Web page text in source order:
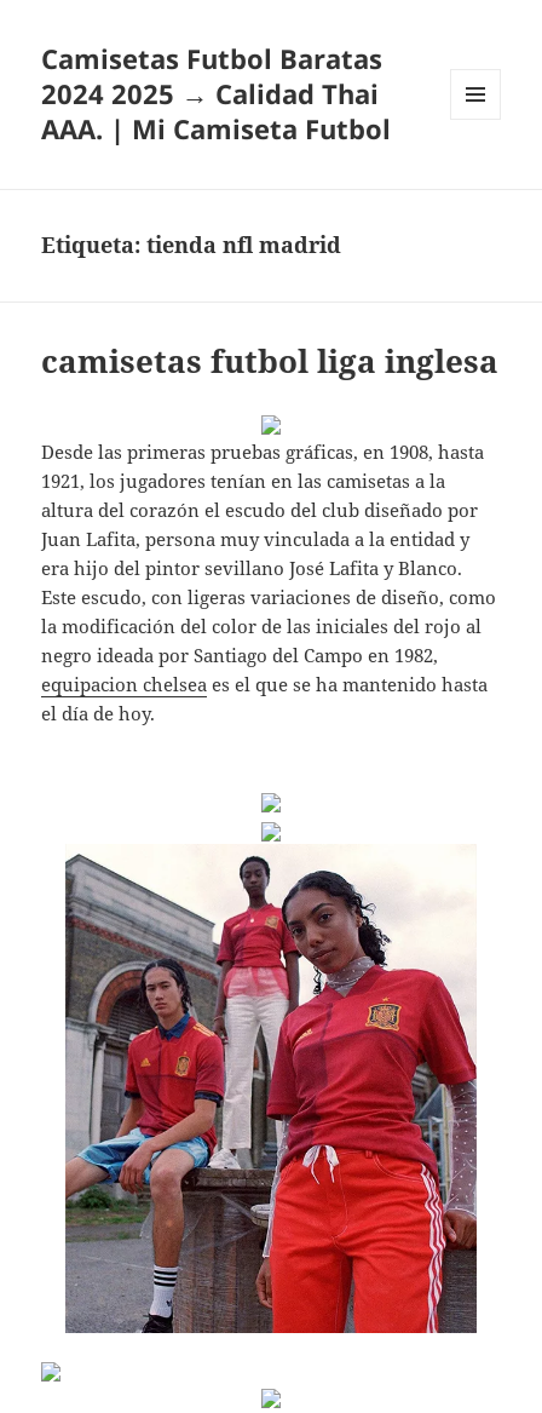
Camisetas Futbol Baratas
2024 2025 → Calidad Thai
AAA. | Mi Camiseta Futbol
Etiqueta:tienda nfl madrid
camisetas futbol liga inglesa
Desde las primeras pruebas gráficas, en 1908, hasta
1921, los jugadores tenían en las camisetas a la
altura del corazón el escudo del club diseñado por
Juan Lafita, persona muy vinculada a la entidad y
era hijo del pintor sevillano José Lafita y Blanco.
Este escudo, con ligeras variaciones de diseño, como
la modificación del color de las iniciales del rojo al
negro ideada por Santiago del Campo en 1982,
equipacion chelsea es el que se ha mantenido hasta
el día de hoy.